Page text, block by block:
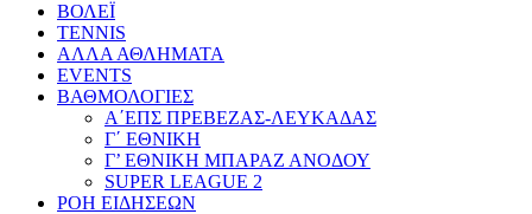
ΒΟΛΕΪ
TENNIS
ΑΛΛΑ ΑΘΛΗΜΑΤΑ
EVENTS
ΒΑΘΜΟΛΟΓΙΕΣ
Α΄ΕΠΣ ΠΡΕΒΕΖΑΣ-ΛΕΥΚΑΔΑΣ
Γ΄ ΕΘΝΙΚΗ
Γ’ ΕΘΝΙΚΗ ΜΠΑΡΑΖ ΑΝΟΔΟΥ
SUPER LEAGUE 2
ΡΟΗ ΕΙΔΗΣΕΩΝ